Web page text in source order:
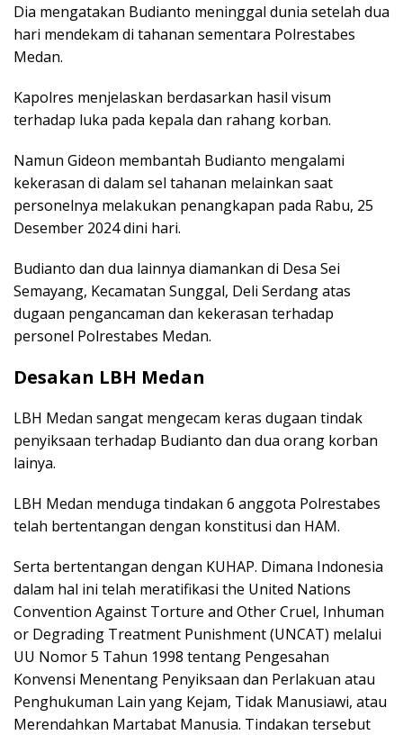
Dia mengatakan Budianto meninggal dunia setelah dua
hari mendekam di tahanan sementara Polrestabes
Medan.
Kapolres menjelaskan berdasarkan hasil visum
terhadap luka pada kepala dan rahang korban.
Namun Gideon membantah Budianto mengalami
kekerasan di dalam sel tahanan melainkan saat
personelnya melakukan penangkapan pada Rabu, 25
Desember 2024 dini hari.
Budianto dan dua lainnya diamankan di Desa Sei
Semayang, Kecamatan Sunggal, Deli Serdang atas
dugaan pengancaman dan kekerasan terhadap
personel Polrestabes Medan.
Desakan LBH Medan
LBH Medan sangat mengecam keras dugaan tindak
penyiksaan terhadap Budianto dan dua orang korban
lainya.
LBH Medan menduga tindakan 6 anggota Polrestabes
telah bertentangan dengan konstitusi dan HAM.
Serta bertentangan dengan KUHAP. Dimana Indonesia
dalam hal ini telah meratifikasi the United Nations
Convention Against Torture and Other Cruel, Inhuman
or Degrading Treatment Punishment (UNCAT) melalui
UU Nomor 5 Tahun 1998 tentang Pengesahan
Konvensi Menentang Penyiksaan dan Perlakuan atau
Penghukuman Lain yang Kejam, Tidak Manusiawi, atau
Merendahkan Martabat Manusia. Tindakan tersebut